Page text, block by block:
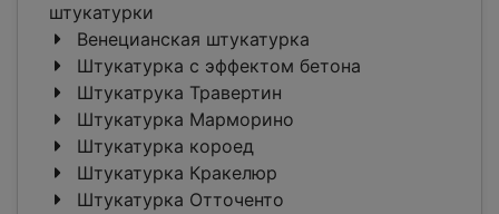
штукатурки
Венецианская штукатурка
Штукатурка с эффектом бетона
Штукатрука Травертин
Штукатурка Марморино
Штукатурка короед
Штукатурка Кракелюр
Штукатурка Отточенто